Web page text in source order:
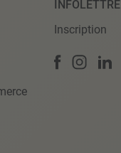
INFOLETTRE
Inscription